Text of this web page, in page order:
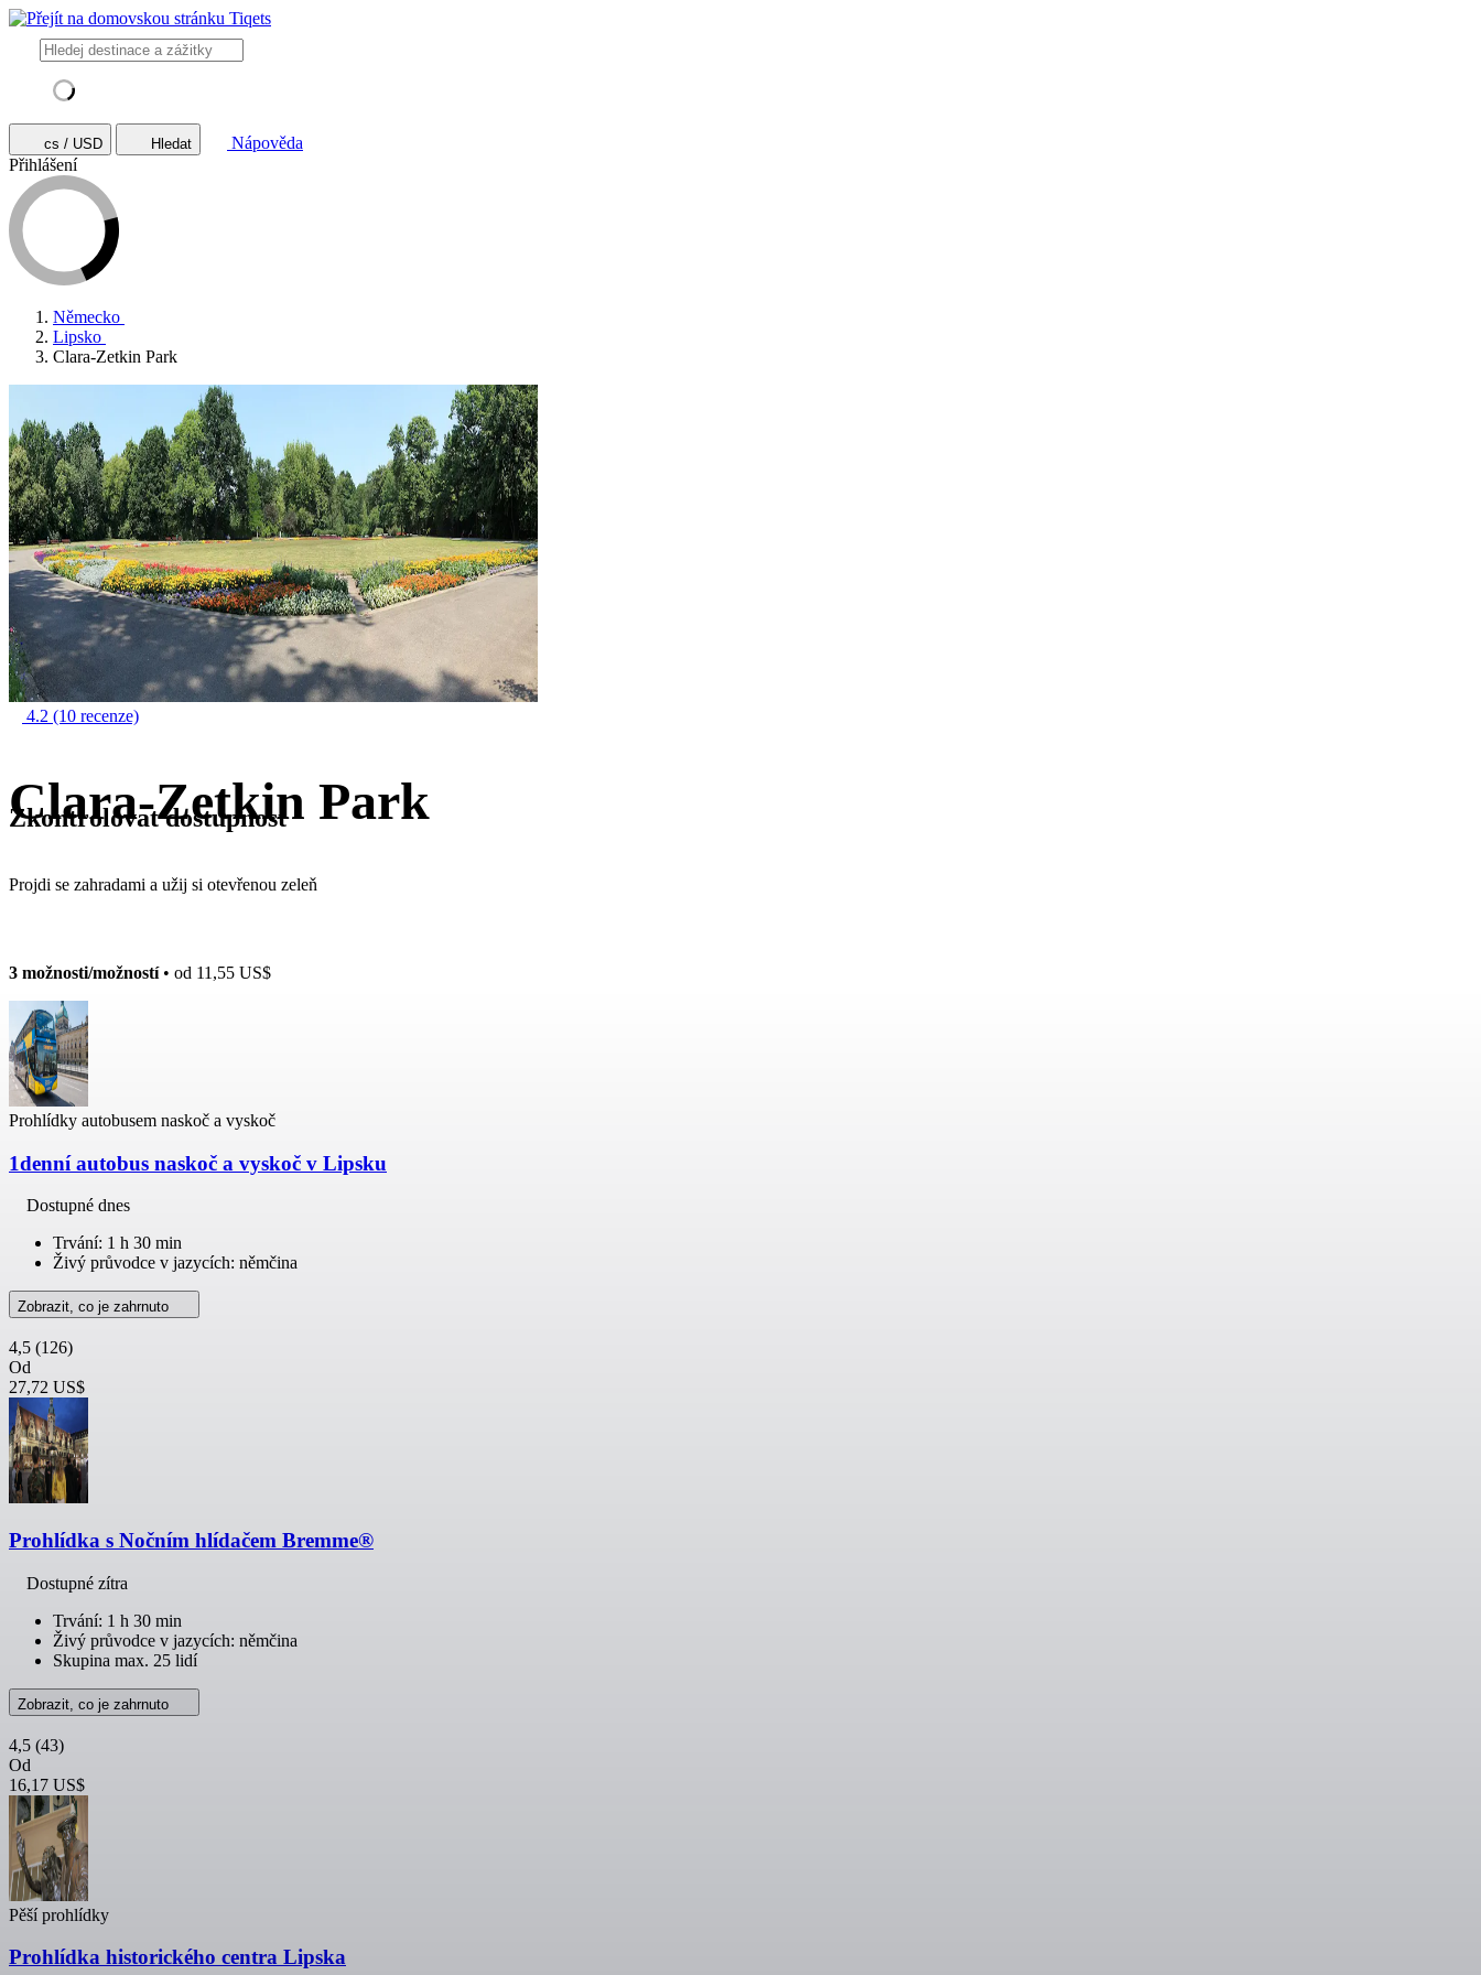
cs / USD Hledat
Nápověda
Přihlášení
Německo
Lipsko
Clara-Zetkin Park
4.2 (10 recenze)
Clara-Zetkin Park
Projdi se zahradami a užij si otevřenou zeleň
Zkontrolovat dostupnost
3 možnosti/možností• od 11,55 US$
Prohlídky autobusem naskoč a vyskoč
1denní autobus naskoč a vyskoč v Lipsku
Dostupné dnes
Trvání: 1 h 30 min
Živý průvodce v jazycích: němčina
Zobrazit, co je zahrnuto
4,5 (126)
Od
27,72 US$
Prohlídka s Nočním hlídačem Bremme®
Dostupné zítra
Trvání: 1 h 30 min
Živý průvodce v jazycích: němčina
Skupina max. 25 lidí
Zobrazit, co je zahrnuto
4,5 (43)
Od
16,17 US$
Pěší prohlídky
Prohlídka historického centra Lipska